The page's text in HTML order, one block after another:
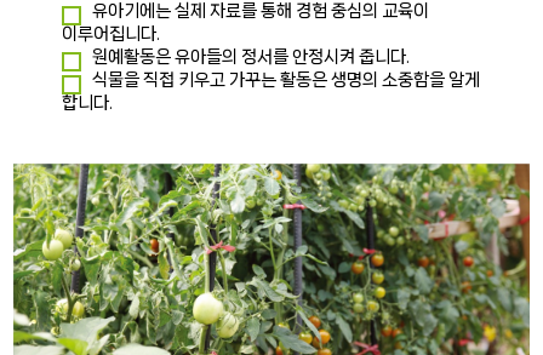
유아기에는 실제 자료를 통해 경험 중심의 교육이
이루어집니다.
원예활동은 유아들의 정서를 안정시켜 줍니다.
식물을 직접 키우고 가꾸는 활동은 생명의 소중함을 알게
합니다.